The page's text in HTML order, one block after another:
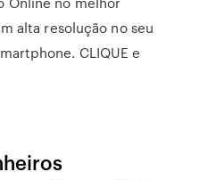
alta resolução no seu
CLIQUE e